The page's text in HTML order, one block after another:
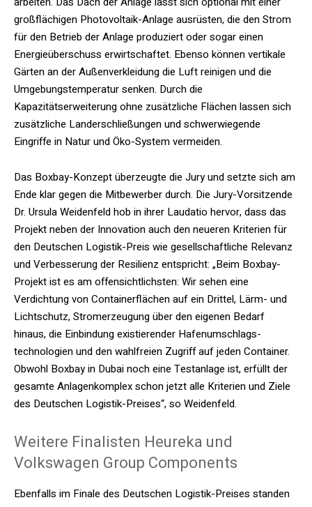
großflächigen Photovoltaik-Anlage ausrüsten, die den Strom
für den Betrieb der Anlage produziert oder sogar einen
Energieüberschuss erwirtschaftet. Ebenso können vertikale
Gärten an der Außenverkleidung die Luft reinigen und die
Umgebungstemperatur senken. Durch die
Kapazitätserweiterung ohne zusätzliche Flächen lassen sich
zusätzliche Landerschließungen und schwerwiegende
Eingriffe in Natur und Öko-System vermeiden.
Das Boxbay-Konzept überzeugte die Jury und setzte sich am
Ende klar gegen die Mitbewerber durch. Die Jury-Vorsitzende
Dr. Ursula Weidenfeld hob in ihrer Laudatio hervor, dass das
Projekt neben der Innovation auch den neueren Kriterien für
den Deutschen Logistik-Preis wie gesellschaftliche Relevanz
und Verbesserung der Resilienz entspricht: „Beim Boxbay-
Projekt ist es am offensichtlichsten: Wir sehen eine
Verdichtung von Containerflächen auf ein Drittel, Lärm- und
Lichtschutz, Stromerzeugung über den eigenen Bedarf
hinaus, die Einbindung existierender Hafenumschlags-
technologien und den wahlfreien Zugriff auf jeden Container.
Obwohl Boxbay in Dubai noch eine Testanlage ist, erfüllt der
gesamte Anlagenkomplex schon jetzt alle Kriterien und Ziele
des Deutschen Logistik-Preises“, so Weidenfeld.
Weitere Finalisten Heureka und
Volkswagen Group Components
Ebenfalls im Finale des Deutschen Logistik-Preises standen